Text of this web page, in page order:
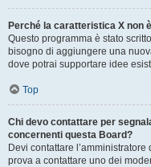
Perché la caratteristica X non
Questo programma è stato
bisogno di aggiungere una
dove potrai supportare idee
Top
Chi devo contattare per
concernenti questa Board?
Devi contattare
prova a contattare uno dei